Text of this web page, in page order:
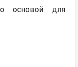
основой для